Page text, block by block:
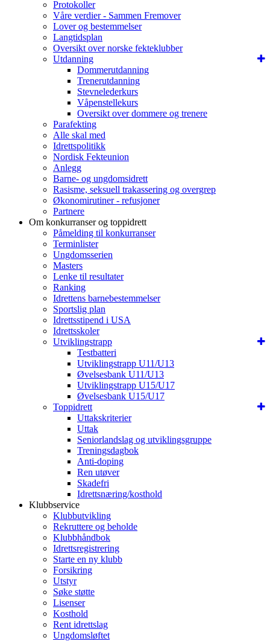
Protokoller
Våre verdier - Sammen Fremover
Lover og bestemmelser
Langtidsplan
Oversikt over norske fekteklubber
Utdanning
Dommerutdanning
Trenerutdanning
Stevnelederkurs
Våpenstellekurs
Oversikt over dommere og trenere
Parafekting
Alle skal med
Idrettspolitikk
Nordisk Fekteunion
Anlegg
Barne- og ungdomsidrett
Rasisme, seksuell trakassering og overgrep
Økonomirutiner - refusjoner
Partnere
Om konkurranser og toppidrett
Påmelding til konkurranser
Terminlister
Ungdomsserien
Masters
Lenke til resultater
Ranking
Idrettens barnebestemmelser
Sportslig plan
Idrettsstipend i USA
Idrettsskoler
Utviklingstrapp
Testbatteri
Utviklingstrapp U11/U13
Øvelsesbank U11/U13
Utviklingstrapp U15/U17
Øvelsesbank U15/U17
Toppidrett
Uttakskriterier
Uttak
Seniorlandslag og utviklingsgruppe
Treningsdagbok
Anti-doping
Ren utøver
Skadefri
Idrettsnæring/kosthold
Klubbservice
Klubbutvikling
Rekruttere og beholde
Klubbhåndbok
Idrettsregistrering
Starte en ny klubb
Forsikring
Utstyr
Søke støtte
Lisenser
Kosthold
Rent idrettslag
Ungdomsløftet